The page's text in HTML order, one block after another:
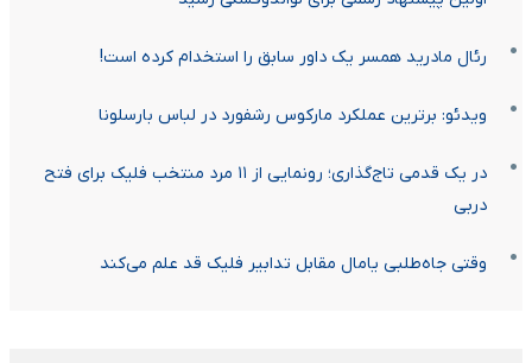
رئال مادرید همسر یک داور سابق را استخدام کرده است!
ویدئو: برترین عملکرد مارکوس رشفورد در لباس بارسلونا
در یک قدمی تاج‌گذاری؛ رونمایی از ۱۱ مرد منتخب فلیک برای فتح
دربی
وقتی جاه‌طلبی یامال مقابل تدابیر فلیک قد علم می‌کند